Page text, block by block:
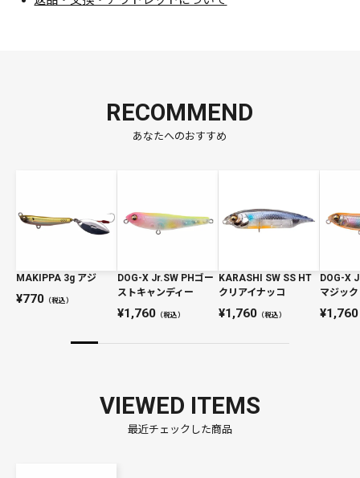
RECOMMEND
あなたへのおすすめ
MAKIPPA 3g アジ
770 （税込）
DOG-X Jr.SW PHゴー
ストキャンディー
1,760（税込）
KARASHI SW SS HT
クリアイナッコ
1,760（税込）
DOG-X
マジック
1,760
VIEWED ITEMS
最近チェックした商品